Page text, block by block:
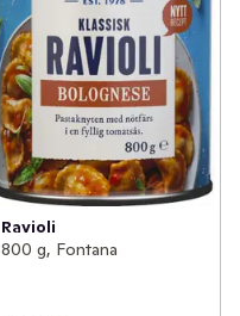
Ravioli
800 g, Fontana